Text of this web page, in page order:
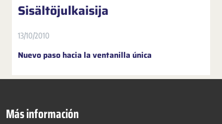
Sisältöjulkaisija
13/10/2010
Nuevo paso hacia la ventanilla única
Más información